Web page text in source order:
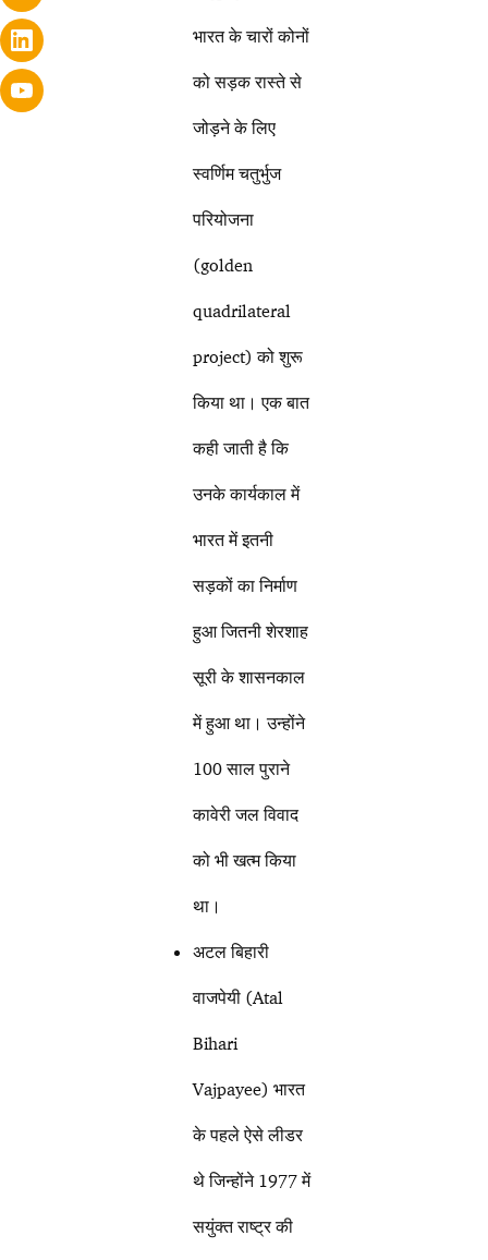
भारत के चारों कोनों
को सड़क रास्ते से
जोड़ने के लिए
स्वर्णिम चतुर्भुज
परियोजना
(golden
quadrilateral
project) को शुरू
किया था। एक बात
कही जाती है कि
उनके कार्यकाल में
भारत में इतनी
सड़कों का निर्माण
हुआ जितनी शेरशाह
सूरी के शासनकाल
में हुआ था। उन्होंने
100 साल पुराने
कावेरी जल विवाद
को भी खत्म किया
था।
अटल बिहारी
वाजपेयी (Atal
Bihari
Vajpayee) भारत
के पहले ऐसे लीडर
थे जिन्होंने 1977 में
सयुंक्त राष्ट्र की